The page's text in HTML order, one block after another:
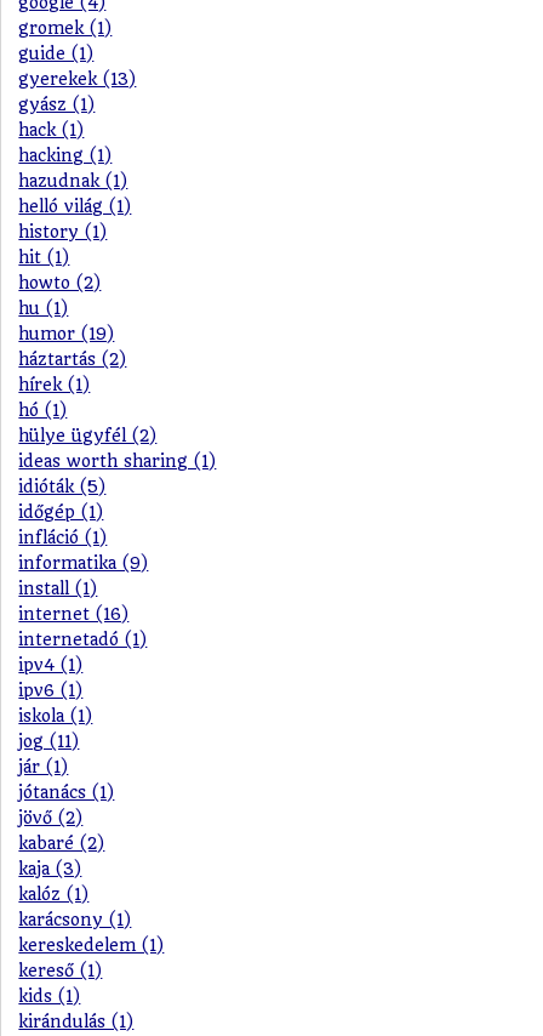
gromek (1)
guide (1)
gyerekek (13)
gyász (1)
hack (1)
hacking (1)
hazudnak (1)
helló világ (1)
history (1)
hit (1)
howto (2)
hu (1)
humor (19)
háztartás (2)
hírek (1)
hó (1)
hülye ügyfél (2)
ideas worth sharing (1)
idióták (5)
időgép (1)
infláció (1)
informatika (9)
install (1)
internet (16)
internetadó (1)
ipv4 (1)
ipv6 (1)
iskola (1)
jog (11)
jár (1)
jótanács (1)
jövő (2)
kabaré (2)
kaja (3)
kalóz (1)
karácsony (1)
kereskedelem (1)
kereső (1)
kids (1)
kirándulás (1)